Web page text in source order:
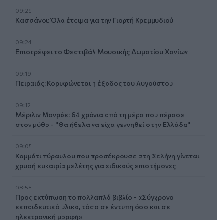
09:29
Κασσάνοι: Όλα έτοιμα για την Γιορτή Κρεμμυδιού
09:24
Επιστρέφει το Φεστιβάλ Μουσικής Δωματίου Χανίων
09:19
Πειραιάς: Κορυφώνεται η έξοδος του Αυγούστου
09:12
Μέριλιν Μονρόε: 64 χρόνια από τη μέρα που πέρασε
στον μύθο - "Θα ήθελα να είχα γεννηθεί στην Ελλάδα"
09:05
Κομμάτι πύραυλου που προσέκρουσε στη Σελήνη γίνεται
χρυσή ευκαιρία μελέτης για ειδικούς επιστήμονες
08:58
Προς εκτύπωση το πολλαπλό βιβλίο - «Σύγχρονο
εκπαιδευτικό υλικό, τόσο σε έντυπη όσο και σε
ηλεκτρονική μορφή»